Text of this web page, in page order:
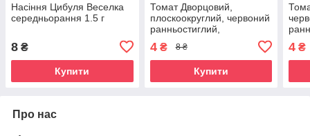
Насіння Цибуля Веселка
середньорання 1.5 г
8 ₴
Купити
Томат Дворцовий,
плоскоокруглий, червоний
ранньостиглий,
універсальний, насіння
0.1г
4₴ 8 ₴
Купити
4 ₴
Про нас